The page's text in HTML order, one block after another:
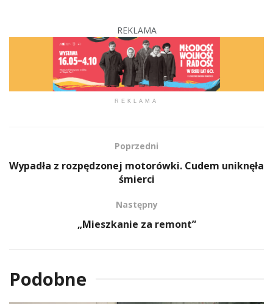
REKLAMA
REKLAMA
Poprzedni
Wypadła z rozpędzonej motorówki. Cudem uniknęła
śmierci
Następny
„Mieszkanie za remont”
Podobne